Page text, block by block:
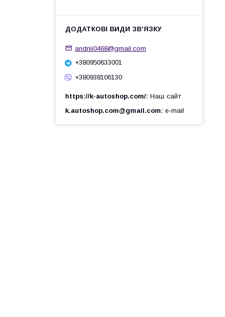
andriii0468@gmail.com
+380950633001
+380938106130
https://k-autoshop.com/ Наш сайт
k.autoshop.com@gmail.com e-mail